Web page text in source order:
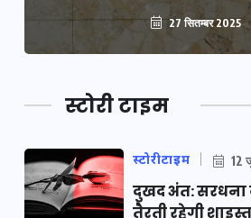
27 सितम्बर 2025
स्टोरी टाइम
स्टोरीटाइम 12
दुखद अंत:
तैरती रहेगी